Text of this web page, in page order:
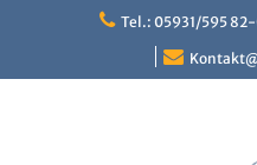
Tel.: 05931/595